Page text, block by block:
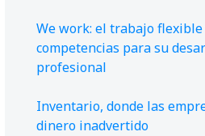
We work: el trabajo
competencias para su
profesional
Inventario, donde las
dinero inadvertido